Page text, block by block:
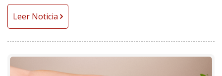
Leer Noticia